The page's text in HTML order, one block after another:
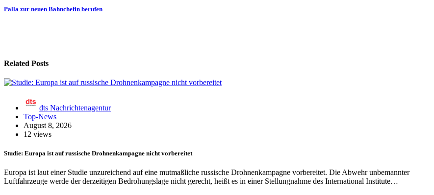
Palla zur neuen Bahnchefin berufen
Related Posts
dts Nachrichtenagentur
Top-News
August 8, 2026
12 views
Studie: Europa ist auf russische Drohnenkampagne nicht vorbereitet
Europa ist laut einer Studie unzureichend auf eine mutmaßliche russische Drohnenkampagne vorbereitet. Die Abwehr unbemannter
Luftfahrzeuge werde der derzeitigen Bedrohungslage nicht gerecht, heißt es in einer Stellungnahme des International Institute…